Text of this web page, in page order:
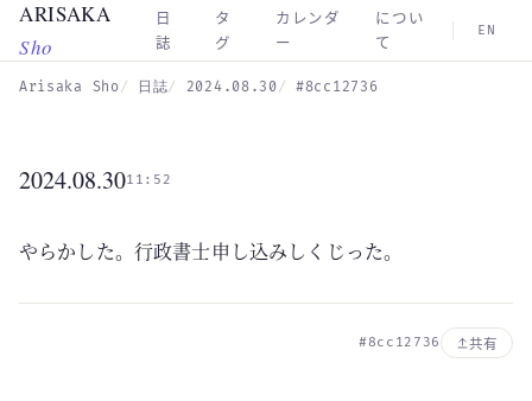
Skip to main content
ARISAKA
Sho
日
誌
タ
グ
カレンダ
ー
につい
て
EN
Arisaka Sho 日誌 2024.08.30 #8cc12736
2024.08.3011:52
やらかした。行政書士申し込みしくじった。
#8cc12736 共有